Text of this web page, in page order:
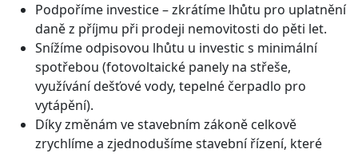
Podpoříme investice – zkrátíme lhůtu pro uplatnění
daně z příjmu při prodeji nemovitosti do pěti let.
Snížíme odpisovou lhůtu u investic s minimální
spotřebou (fotovoltaické panely na střeše,
využívání dešťové vody, tepelné čerpadlo pro
vytápění).
Díky změnám ve stavebním zákoně celkově
zrychlíme a zjednodušíme stavební řízení, které